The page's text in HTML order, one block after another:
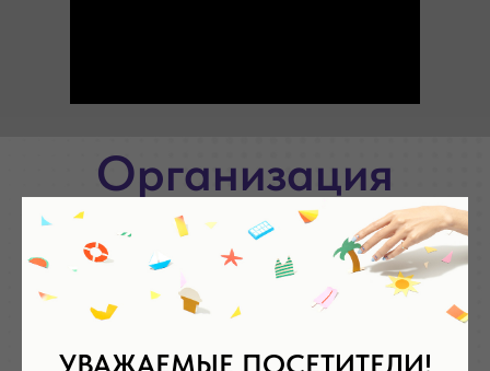
Организация
мероприятий
Мы с радостью организуем любое
мероприятие на нашей площадке:
детские и взрослые праздники, деловые
сессии, фестивали - в парке "ЗимаЛето"